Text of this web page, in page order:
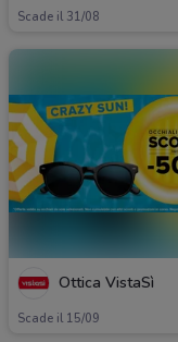
Scade il 31/08
Ottica VistaSì
Scade il 15/09